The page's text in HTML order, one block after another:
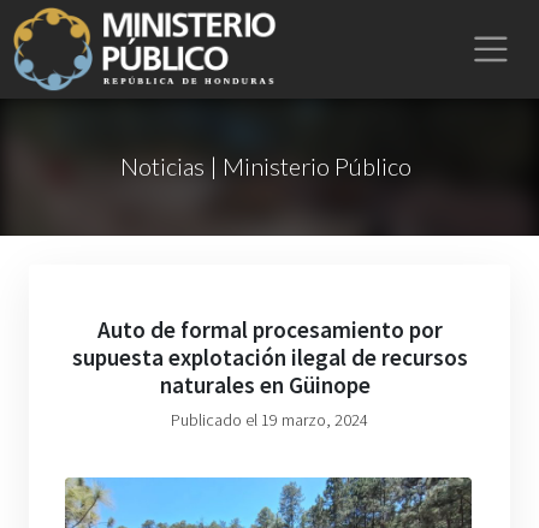
Noticias | Ministerio Público
Auto de formal procesamiento por
supuesta explotación ilegal de recursos
naturales en Güinope
Publicado el 19 marzo, 2024